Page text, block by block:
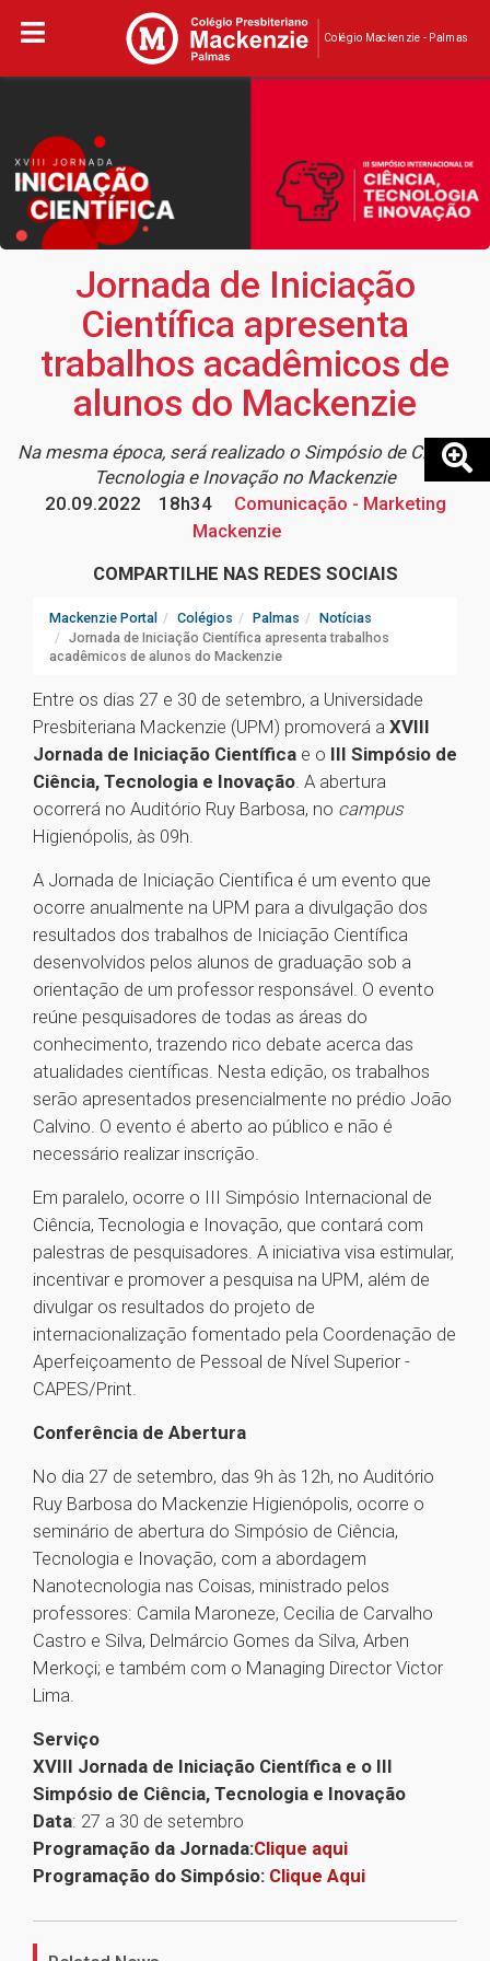
Colégio Mackenzie - Palmas
Jornada de Iniciação
Científica apresenta
trabalhos acadêmicos de
alunos do Mackenzie
Na mesma época, será realizado o Simpósio de Ciência,
Tecnologia e Inovação no Mackenzie
20.09.2022
18h34
Comunicação - Marketing
Mackenzie
COMPARTILHE NAS REDES SOCIAIS
Mackenzie Portal Colégios Palmas
Notícias
Jornada de Iniciação Científica apresenta trabalhos
acadêmicos de alunos do Mackenzie
Entre os dias 27 e 30 de setembro, a Universidade
Presbiteriana Mackenzie (UPM) promoverá a XVIII
Jornada de Iniciação Científica e o III Simpósio de
Ciência, Tecnologia e Inovação. A abertura
ocorrerá no Auditório Ruy Barbosa, no campus
Higienópolis, às 09h.
A Jornada de Iniciação Cientifica é um evento que
ocorre anualmente na UPM para a divulgação dos
resultados dos trabalhos de Iniciação Científica
desenvolvidos pelos alunos de graduação sob a
orientação de um professor responsável. O evento
reúne pesquisadores de todas as áreas do
conhecimento, trazendo rico debate acerca das
atualidades científicas. Nesta edição, os trabalhos
serão apresentados presencialmente no prédio João
Calvino. O evento é aberto ao público e não é
necessário realizar inscrição.
Em paralelo, ocorre o III Simpósio Internacional de
Ciência, Tecnologia e Inovação, que contará com
palestras de pesquisadores. A iniciativa visa estimular,
incentivar e promover a pesquisa na UPM, além de
divulgar os resultados do projeto de
internacionalização fomentado pela Coordenação de
Aperfeiçoamento de Pessoal de Nível Superior -
CAPES/Print.
Conferência de Abertura
No dia 27 de setembro, das 9h às 12h, no Auditório
Ruy Barbosa do Mackenzie Higienópolis, ocorre o
seminário de abertura do Simpósio de Ciência,
Tecnologia e Inovação, com a abordagem
Nanotecnologia nas Coisas, ministrado pelos
professores: Camila Maroneze, Cecilia de Carvalho
Castro e Silva, Delmárcio Gomes da Silva, Arben
Merkoçi; e também com o Managing Director Victor
Lima.
Serviço
XVIII Jornada de Iniciação Científica e o III
Simpósio de Ciência, Tecnologia e Inovação
Data: 27 a 30 de setembro
Programação da Jornada:Clique aqui
Programação do Simpósio: Clique Aqui
1